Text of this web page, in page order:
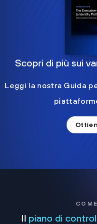
Scopri di più sui
Leggi la nostra Guida
Il piano di